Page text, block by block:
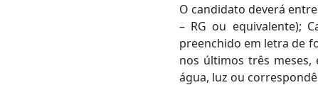
O candidato deverá
– RG ou equivalente);
preenchido em letra de
nos últimos três
água, luz ou